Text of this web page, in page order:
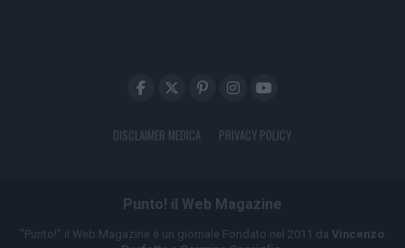
DISCLAIMER MEDICA PRIVACY POLICY
Punto! il Web Magazine
"Punto!" il Web Magazine è un giornale Fondato nel 2011 da Vincenzo